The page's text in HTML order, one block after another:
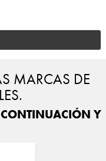
MARCAS DE
Y